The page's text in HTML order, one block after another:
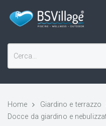
Home
Giardino e terrazzo
Docce da giardino e